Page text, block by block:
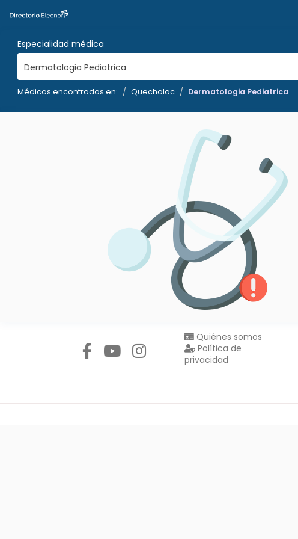
Especialidad médica
Dermatologia Pediatrica
Médicos encontrados en: Quecholac Dermatologia Pediatrica
Quiénes somos
Política de
privacidad